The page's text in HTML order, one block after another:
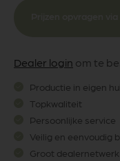
Dealer login om te
Productie in eigen
Topkwaliteit
Persoonlijke service
Veilig en eenvoudig
Groot dealernetwerk